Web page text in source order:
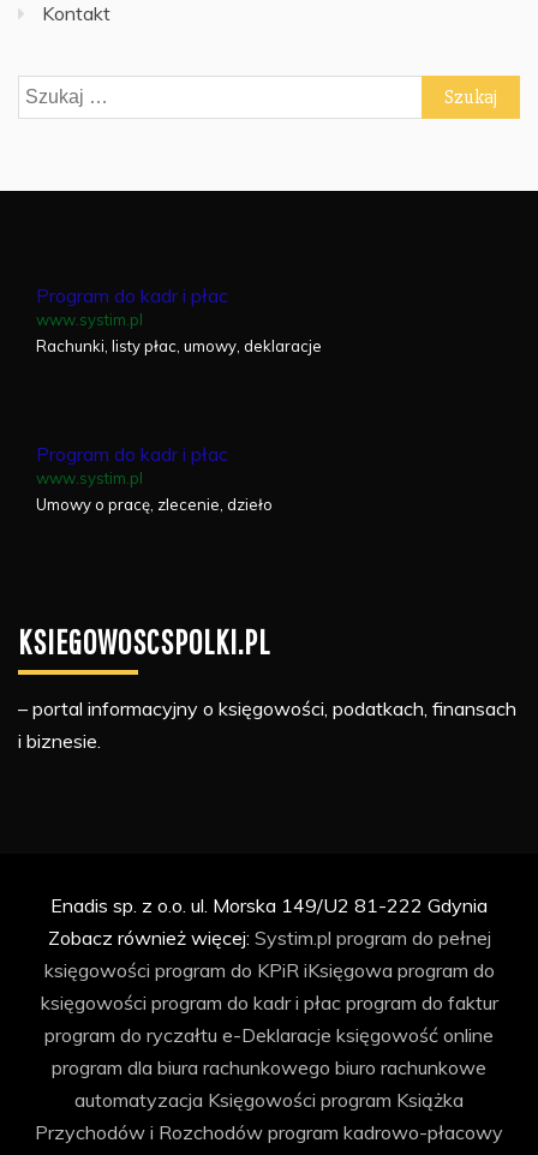
Kontakt
Szukaj:
Program do kadr i płac
www.systim.pl
Rachunki, listy płac, umowy, deklaracje
Program do kadr i płac
www.systim.pl
Umowy o pracę, zlecenie, dzieło
KSIEGOWOSCSPOLKI.PL
– portal informacyjny o księgowości, podatkach, finansach
i biznesie.
Enadis sp. z o.o. ul. Morska 149/U2 81-222 Gdynia
Zobacz również więcej: Systim.pl program do pełnej
księgowości program do KPiR iKsięgowa program do
księgowości program do kadr i płac program do faktur
program do ryczałtu e-Deklaracje księgowość online
program dla biura rachunkowego biuro rachunkowe
automatyzacja Księgowości program Książka
Przychodów i Rozchodów program kadrowo-płacowy